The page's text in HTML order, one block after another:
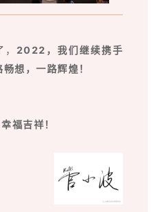
2022，我们继续携手
想，一路辉煌！
福吉祥！